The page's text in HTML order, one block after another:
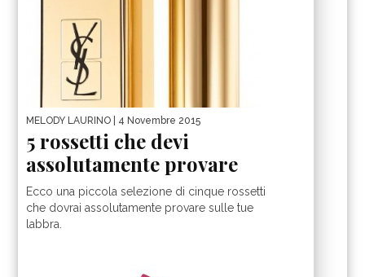
MELODY LAURINO | 4 Novembre 2015
5 rossetti che devi
assolutamente provare
Ecco una piccola selezione di cinque rossetti
che dovrai assolutamente provare sulle tue
labbra.